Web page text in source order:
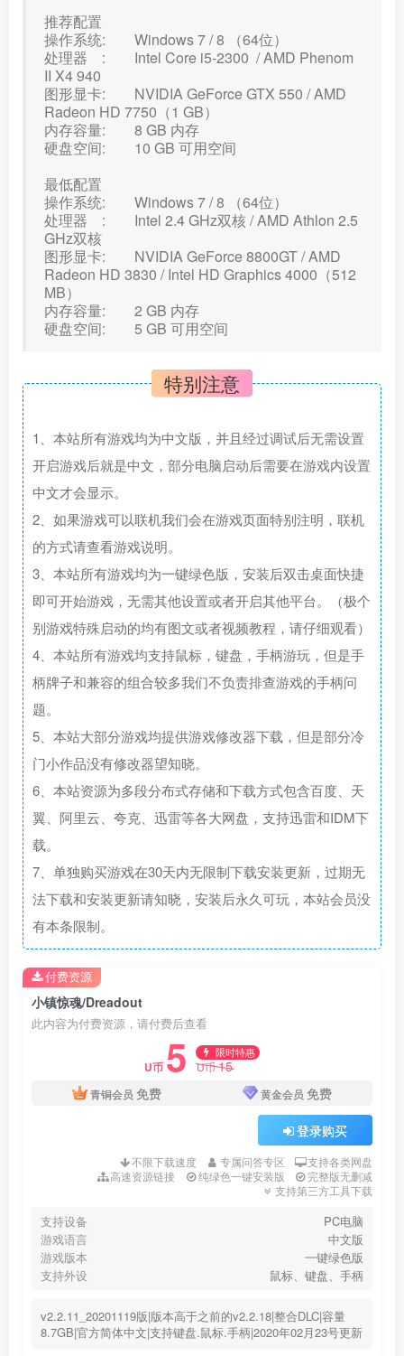
推荐配置
操作系统: Windows 7 / 8 （64位）
处理器 : Intel Core i5-2300 / AMD Phenom
II X4 940
图形显卡: NVIDIA GeForce GTX 550 / AMD
Radeon HD 7750（1 GB）
内存容量: 8 GB 内存
硬盘空间: 10 GB 可用空间
最低配置
操作系统: Windows 7 / 8 （64位）
处理器 : Intel 2.4 GHz双核 / AMD Athlon 2.5
GHz双核
图形显卡: NVIDIA GeForce 8800GT / AMD
Radeon HD 3830 / Intel HD Graphics 4000（512
MB）
内存容量: 2 GB 内存
硬盘空间: 5 GB 可用空间
特别注意
1、本站所有游戏均为中文版，并且经过调试后无需设置
开启游戏后就是中文，部分电脑启动后需要在游戏内设置
中文才会显示。
2、如果游戏可以联机我们会在游戏页面特别注明，联机
的方式请查看游戏说明。
3、本站所有游戏均为一键绿色版，安装后双击桌面快捷
即可开始游戏，无需其他设置或者开启其他平台。（极个
别游戏特殊启动的均有图文或者视频教程，请仔细观看）
4、本站所有游戏均支持鼠标，键盘，手柄游玩，但是手
柄牌子和兼容的组合较多我们不负责排查游戏的手柄问
题。
5、本站大部分游戏均提供游戏修改器下载，但是部分冷
门小作品没有修改器望知晓。
6、本站资源为多段分布式存储和下载方式包含百度、天
翼、阿里云、夸克、迅雷等各大网盘，支持迅雷和IDM下
载。
7、单独购买游戏在30天内无限制下载安装更新，过期无
法下载和安装更新请知晓，安装后永久可玩，本站会员没
有本条限制。
小镇惊魂/Dreadout
此内容为付费资源，请付费后查看
U币 5 限时特惠
U币15
青铜会员 免费 黄金会员 免费
登录购买
不限下载速度 专属问答专区
支持各类网盘
高速资源链接
纯绿色一键安装版
完整版无删减
支持第三方工具下载
支持设备
PC电脑
游戏语言
中文版
游戏版本
一键绿色版
支持外设
鼠标、键盘、手柄
v2.2.11_20201119版|版本高于之前的v2.2.18|整合DLC|容量
8.7GB|官方简体中文|支持键盘.鼠标.手柄|2020年02月23号更新
付费资源